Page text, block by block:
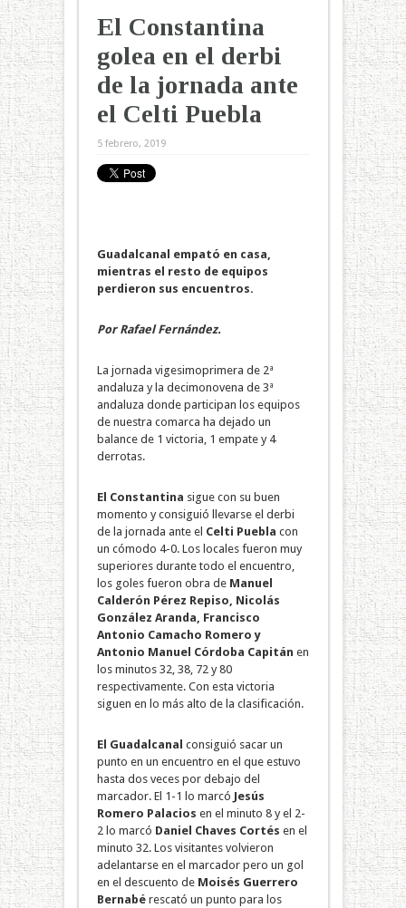
El Constantina
golea en el derbi
de la jornada ante
el Celti Puebla
5 febrero, 2019
Guadalcanal empató en casa,
mientras el resto de equipos
perdieron sus encuentros.
Por Rafael Fernández.
La jornada vigesimoprimera de 2ª
andaluza y la decimonovena de 3ª
andaluza donde participan los equipos
de nuestra comarca ha dejado un
balance de 1 victoria, 1 empate y 4
derrotas.
El Constantina sigue con su buen
momento y consiguió llevarse el derbi
de la jornada ante el Celti Puebla con
un cómodo 4-0. Los locales fueron muy
superiores durante todo el encuentro,
los goles fueron obra de Manuel
Calderón Pérez Repiso, Nicolás
González Aranda, Francisco
Antonio Camacho Romero y
Antonio Manuel Córdoba Capitán en
los minutos 32, 38, 72 y 80
respectivamente. Con esta victoria
siguen en lo más alto de la clasificación.
El Guadalcanal consiguió sacar un
punto en un encuentro en el que estuvo
hasta dos veces por debajo del
marcador. El 1-1 lo marcó Jesús
Romero Palacios en el minuto 8 y el 2-
2 lo marcó Daniel Chaves Cortés en el
minuto 32. Los visitantes volvieron
adelantarse en el marcador pero un gol
en el descuento de Moisés Guerrero
Bernabérescató un punto para los